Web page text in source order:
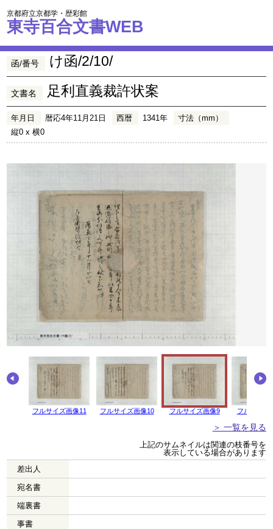
京都府立京都学・歴彩館
東寺百合文書WEB
函/番号 け函/2/10/
文書名 足利直義裁許状案
年月日 暦応4年11月21日 西暦 1341年
寸法（mm）
縦0 x 横0
フルサイズ画像11 フルサイズ画像10 フルサイズ画像9 フルサイズ
＞ 一覧を見る
上記のサムネイルは関連の枝番号を
表示している場合があります
差出人
宛名書
端裏書
事書